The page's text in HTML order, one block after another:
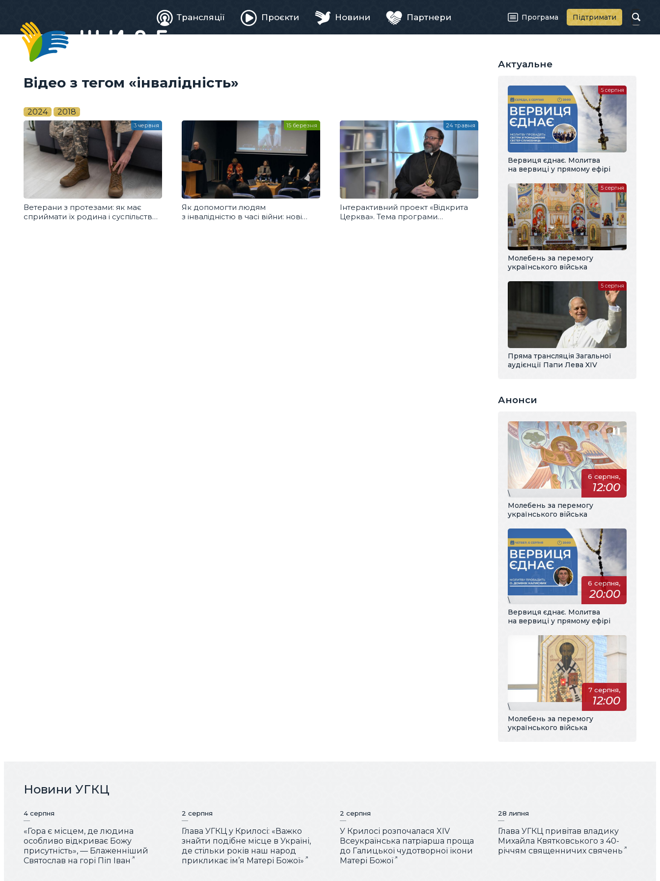
Живе
телебачення
Трансляції Проєкти Новини Партнери Програма Підтримати
Відео з тегом «інвалідність»
2024 2018
Ветерани з протезами: як має
сприймати їх родина і суспільство?
3 червня
Як допомогти людям
з інвалідністю в часі війни: нові
15 березня
Інтерактивний проект «Відкрита
Церква». Тема програми
24 травня
Актуальне
Вервиця єднає. Молитва
на вервиці у прямому ефірі
5 серпня
Молебень за перемогу
українського війська
5 серпня
Пряма трансляція Загальної
аудієнції Папи Лева XIV
5 серпня
Анонси
6 серпня,
12:00
\
Молебень за перемогу
українського війська
6 серпня,
20:00
\
Вервиця єднає. Молитва
на вервиці у прямому ефірі
7 серпня,
12:00
\
Молебень за перемогу
українського війська
Новини УГКЦ
4 серпня
«Гора є місцем, де людина
особливо відкриває Божу
присутність», — Блаженніший
Святослав на горі Піп Іван
2 серпня
Глава УГКЦ у Крилосі: «Важко
знайти подібне місце в Україні,
де стільки років наш народ
прикликає ім’я Матері Божої»
2 серпня
У Крилосі розпочалася XIV
Всеукраїнська патріарша проща
до Галицької чудотворної ікони
Матері Божої
28 липня
Глава УГКЦ привітав владику
Михайла Квятковського з 40-
річчям священничих свячень